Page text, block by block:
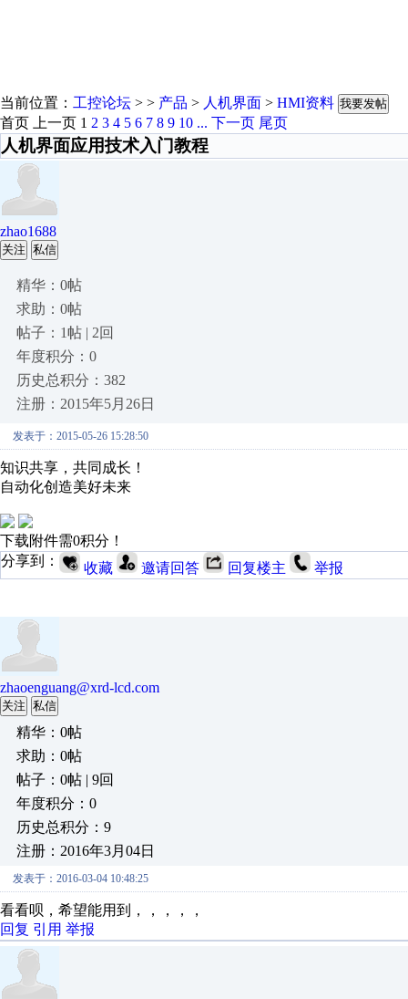
当前位置： 工控论坛 > > 产品 > 人机界面 > HMI资料 我要发帖
首页 上一页 1 2 3 4 5 6 7 8 9 10 ... 下一页 尾页
人机界面应用技术入门教程
zhao1688
关注 私信
精华：0帖
求助：0帖
帖子：1帖 | 2回
年度积分：0
历史总积分：382
注册：2015年5月26日
发表于：2015-05-26 15:28:50
知识共享，共同成长！
自动化创造美好未来
下载附件需0积分！
分享到：
收藏 邀请回答 回复楼主 举报
zhaoenguang@xrd-lcd.com
关注 私信
精华：0帖
求助：0帖
帖子：0帖 | 9回
年度积分：0
历史总积分：9
注册：2016年3月04日
发表于：2016-03-04 10:48:25
看看呗，希望能用到，，，，，
回复 引用 举报